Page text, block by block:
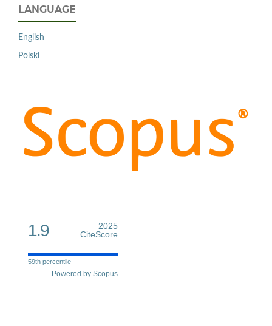
LANGUAGE
English
Polski
1.9
2025
CiteScore
59th percentile
Powered by Scopus